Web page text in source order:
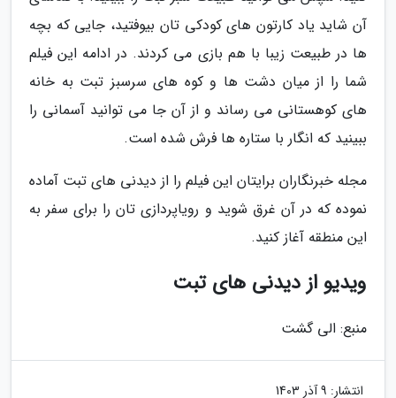
آن شاید یاد کارتون های کودکی تان بیوفتید، جایی که بچه
ها در طبیعت زیبا با هم بازی می کردند. در ادامه این فیلم
شما را از میان دشت ها و کوه های سرسبز تبت به خانه
های کوهستانی می رساند و از آن جا می توانید آسمانی را
ببینید که انگار با ستاره ها فرش شده است.
مجله خبرنگاران برایتان این فیلم را از دیدنی های تبت آماده
نموده که در آن غرق شوید و رویاپردازی تان را برای سفر به
این منطقه آغاز کنید.
ویدیو از دیدنی های تبت
منبع: الی گشت
انتشار: 9 آذر 1403